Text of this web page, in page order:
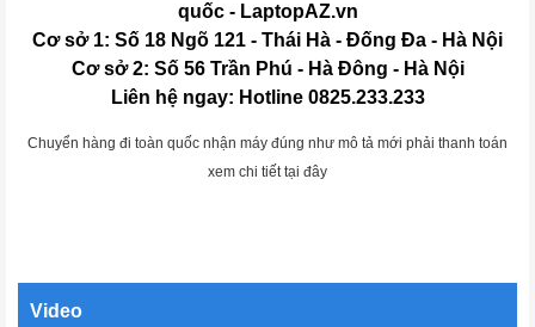
quốc - LaptopAZ.vn
Cơ sở 1: Số 18 Ngõ 121 - Thái Hà - Đống Đa - Hà Nội
Cơ sở 2: Số 56 Trần Phú - Hà Đông - Hà Nội
Liên hệ ngay: Hotline 0825.233.233
Chuyển hàng đi toàn quốc nhận máy đúng như mô tả mới phải thanh toán
xem chi tiết tại đây
Video